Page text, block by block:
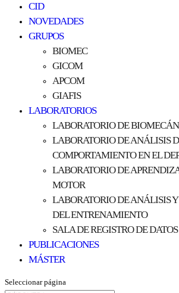
CID
NOVEDADES
GRUPOS
BIOMEC
GICOM
APCOM
GIAFIS
LABORATORIOS
LABORATORIO DE
LABORATORIO DE ANÁLISIS
COMPORTAMIENTO EN EL
LABORATORIO DE
MOTOR
LABORATORIO DE ANÁLISIS
DEL ENTRENAMIENTO
SALA DE REGISTRO DE DATOS
PUBLICACIONES
MÁSTER
Seleccionar página